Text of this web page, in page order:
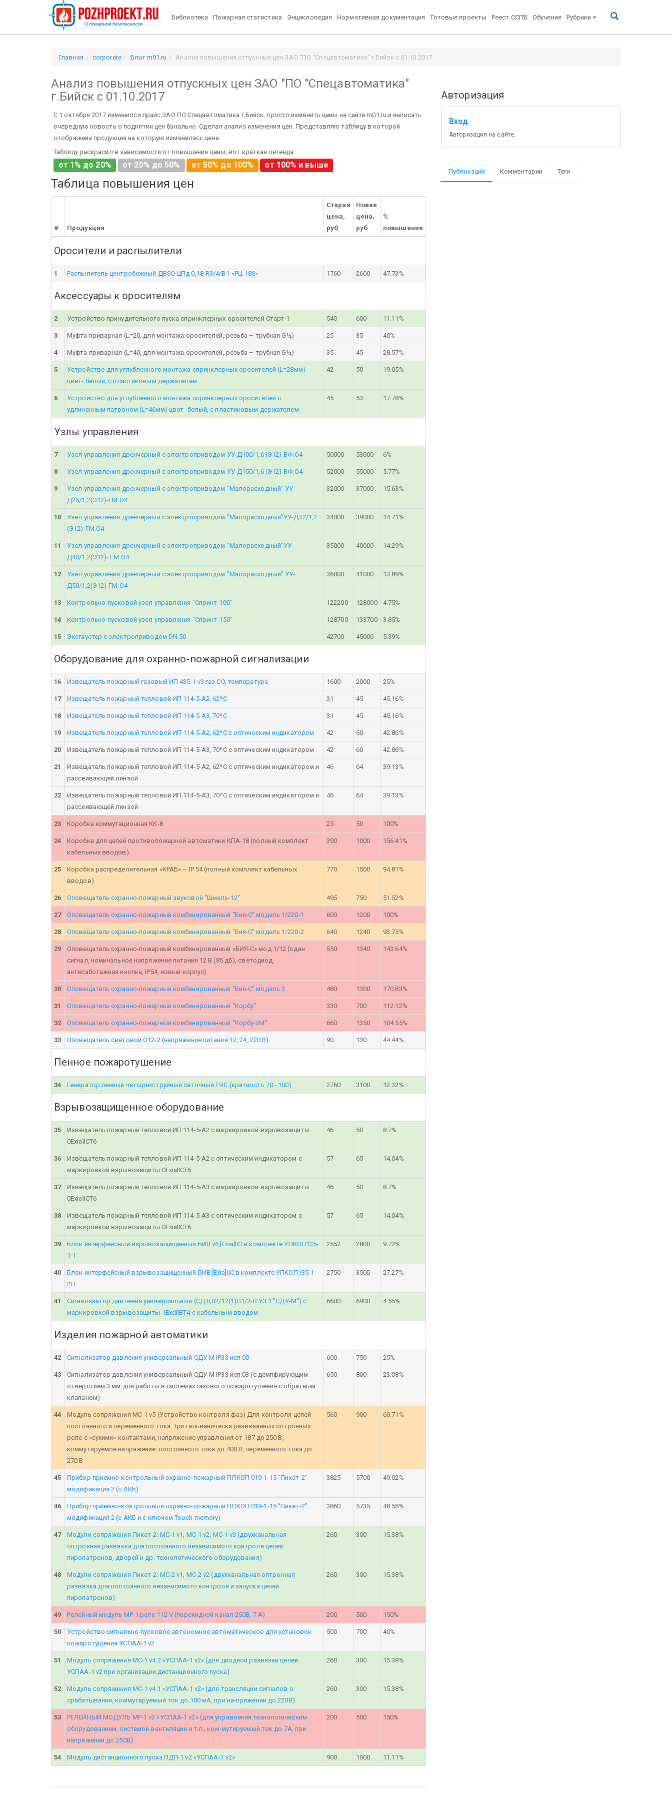
Библиотека Пожарная статистика Энциклопедия Нормативная документация Готовые проекты Реест ССПБ Обучение Рубрики
Главная corporate Блог m01.ru Анализ повышения отпускных цен ЗАО "ПО "Спецавтоматика" г.Бийск с 01.10.2017
Анализ повышения отпускных цен ЗАО "ПО "Спецавтоматика"
г.Бийск с 01.10.2017
С 1 октября 2017 изменился прайс ЗАО ПО Спецавтоматика г.Бийск, просто изменить цены на сайте m01.ru и написать
очередную новость о поднятии цен банально. Сделал анализ изменения цен. Представляю таблицу в которой
отображена продукция на которую изменилась цена.
Таблицу раскрасил в зависимости от повышения цены, вот краткая легенда
от 1% до 20% от 20% до 50% от 50% до 100% от 100% и выше
Таблица повышения цен
# Продукция
Старая
цена,
руб
Новая
цена,
руб
%
повышения
Оросители и распылители
1 Распылитель центробежный ДВS0-ЦПд 0,18-R3/4/B1-«РЦ-180» 1760 2600 47.73%
Аксессуары к оросителям
2 Устройство принудительного пуска спринклерных оросителей Старт-1 540 600 11.11%
3 Муфта приварная (L=20, для монтажа оросителей, резьба – трубная G½) 25 35 40%
4 Муфта приварная (L=40, для монтажа оросителей, резьба – трубная G½) 35 45 28.57%
5
Устройство для углубленного монтажа спринклерных оросителей (L=28мм)
цвет- белый, с пластиковым держателем
42 50 19.05%
6
Устройство для углубленного монтажа спринклерных оросителей с
удлиненным патроном (L=46мм) цвет- белый, с пластиковым держателем
45 53 17.78%
Узлы управления
7 Узел управления дренчерный с электроприводом УУ-Д100/1,6 (Э12)-ВФ.О4 50000 53000 6%
8 Узел управления дренчерный с электроприводом УУ-Д150/1,6 (Э12)-ВФ.О4 52000 55000 5.77%
9
Узел управления дренчерный с электроприводом "Малорасходный" УУ-
Д25/1,2(Э12)-ГМ.О4
32000 37000 15.63%
10
Узел управления дренчерный с электроприводом "Малорасходный"УУ-Д32/1,2
(Э12)-ГМ.О4
34000 39000 14.71%
11
Узел управления дренчерный с электроприводом "Малорасходный"УУ-
Д40/1,2(Э12)- ГМ.О4
35000 40000 14.29%
12
Узел управления дренчерный с электроприводом "Малорасходный" УУ-
Д50/1,2(Э12)-ГМ.О4
36000 41000 13.89%
13 Контрольно-пусковой узел управления "Спринт-100" 122200 128000 4.75%
14 Контрольно-пусковой узел управления "Спринт-150" 128700 133700 3.85%
15 Эксгаустер с электроприводом DN 50 42700 45000 5.39%
Оборудование для охранно-пожарной сигнализации
16 Извещатель пожарный газовый ИП 435-1 v3 газ CO, температура 1600 2000 25%
17 Извещатель пожарный тепловой ИП 114-5-А2, 62ºС 31 45 45.16%
18 Извещатель пожарный тепловой ИП 114-5-А3, 70ºС 31 45 45.16%
19 Извещатель пожарный тепловой ИП 114-5-А2, 62ºС с оптическим индикатором 42 60 42.86%
20 Извещатель пожарный тепловой ИП 114-5-А3, 70ºС с оптическим индикатором 42 60 42.86%
21
Извещатель пожарный тепловой ИП 114-5-А2, 62ºС с оптическим индикатором и
рассеивающей линзой
46 64 39.13%
22
Извещатель пожарный тепловой ИП 114-5-А3, 70ºС с оптическим индикатором и
рассеивающей линзой
46 64 39.13%
23 Коробка коммутационная КК-8 25 50 100%
24
Коробка для цепей противопожарной автоматики КПА-18 (полный комплект
кабельных вводов)
390 1000 156.41%
25
Коробка распределительная «КРАБ» – IP 54 (полный комплект кабельных
вводов)
770 1500 94.81%
26 Оповещатель охранно-пожарный звуковой "Шмель-12" 495 750 51.52%
27 Оповещатель охранно-пожарный комбинированный "Бия-С" модель 1/220-1 600 1200 100%
28 Оповещатель охранно-пожарный комбинированный "Бия-С" модель 1/220-2 640 1240 93.75%
29
Оповещатель охранно-пожарный комбинированный «БИЯ-С» мод.1/12 (один
сигнал, номинальное напряжение питания 12 В (85 дБ), светодиод,
антисаботажная кнопка, IP54, новый корпус)
550 1340 143.64%
30 Оповещатель охранно-пожарный комбинированный "Бия-С" модель 3 480 1300 170.83%
31 Оповещатель охранно-пожарный комбинированный "Корбу" 330 700 112.12%
32 Оповещатель охранно-пожарный комбинированный "Корбу-2М" 660 1350 104.55%
33 Оповещатель световой О12-2 (напряжение питания 12, 24, 220 В) 90 130 44.44%
Пенное пожаротушение
34 Генератор пенный четырехструйный сеточный ГЧС (кратность 70 - 100) 2760 3100 12.32%
Взрывозащищенное оборудование
35
Извещатель пожарный тепловой ИП 114-5-А2 с маркировкой взрывозащиты
0ЕхiаIIСT6
46 50 8.7%
36
Извещатель пожарный тепловой ИП 114-5-А2 с оптическим индикатором с
маркировкой взрывозащиты 0ЕхiаIIСT6
57 65 14.04%
37
Извещатель пожарный тепловой ИП 114-5-А3 с маркировкой взрывозащиты
0ЕхiаIIСT6
46 50 8.7%
38
Извещатель пожарный тепловой ИП 114-5-А3 с оптическим индикатором с
маркировкой взрывозащиты 0ЕхiаIIСT6
57 65 14.04%
39
Блок интерфейсный взрывозащищенный БИВ v6 [Exia]IIC в комплекте УПКОП135-
1-1
2552 2800 9.72%
40
Блок интерфейсный взрывозащищенный БИВ [Exia]IIC в комплекте УПКОП135-1-
2П
2750 3500 27.27%
41
Сигнализатор давления универсальный (СД 0,02/12(1)G1/2-В.УЗ.1 "СДУ-М") с
маркировкой взрывозащиты 1ExdIIBT4 с кабельным вводом
6600 6900 4.55%
Изделия пожарной автоматики
42 Сигнализатор давления универсальный СДУ-М IP33 исп 00 600 750 25%
43
Сигнализатор давления универсальный СДУ-М IP33 исп.03 (с демпфирующим
отверстием 3 мм для работы в системах газового пожаротушения с обратным
клапаном)
650 800 23.08%
44
Модуль сопряжения МС-1 v5 (Устройство контроля фаз) Для контроля цепей
постоянного и переменного тока. Три гальванически развязанных оптронных
реле с «сухими» контактами, напряжение управления от 187 до 250 В,
коммутируемое напряжение: постоянного тока до 400 В, переменного тока до
270 В
560 900 60.71%
45
Прибор приемно-контрольный охранно-пожарный ППКОП 019-1-15 "Пикет-2"
модификация 2 (с АКБ)
3825 5700 49.02%
46
Прибор приемно-контрольный охранно-пожарный ППКОП 019-1-15 "Пикет-2"
модификация 2 (с АКБ и с ключом Touch-memory)
3860 5735 48.58%
47
Модули сопряжения Пикет-2: МС-1 v1, МС-1 v2, МС-1 v3 (двухканальная
оптронная развязка для постоянного независимого контроля цепей
пиропатронов, дверей и др. технологического оборудования)
260 300 15.38%
48
Модули сопряжения Пикет-2: МС-2 v1, МС-2 v2 (двухканальная оптронная
развязка для постоянного независимого контроля и запуска цепей
пиропатронов)
260 300 15.38%
49 Релейный модуль МР-1 реле =12 V (перекидной канал 250В, 7 А) 200 500 150%
50
Устройство сигнально-пусковое автономное автоматическое для установок
пожаротушения УСПАА-1 v2
500 700 40%
51
Модуль сопряжения МС-1 v4.2 «УСПАА-1 v2» (для диодной развязки цепей
УСПАА-1 v2 при организации дистанционного пуска)
260 300 15.38%
52
Модуль сопряжения МС-1 v4.1 «УСПАА-1 v2» (для трансляции сигналов о
срабатывании, коммутируемый ток до 100 мА, при на-пряжении до 220В)
260 300 15.38%
53
РЕЛЕЙНЫЙ МОДУЛЬ МР-1 v2 «УСПАА-1 v2» (для управления технологическим
оборудованием, системой вентиляции и т.п., ком-мутируемый ток до 7А, при
напряжении до 250В)
200 500 150%
54 Модуль дистанционного пуска ПДП-1 v2 «УСПАА-1 v2» 900 1000 11.11%
Авторизация
Вход
Авторизация на сайте.
Публикации Комментарии Теги